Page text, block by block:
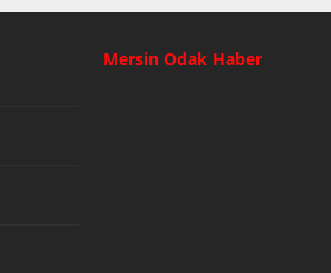
Mersin Odak Haber